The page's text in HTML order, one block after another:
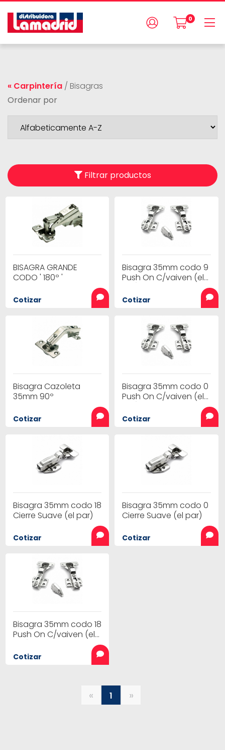
0
« Carpintería / Bisagras
Ordenar por
Filtrar productos
BISAGRA GRANDE
CODO ' 180º '
Cotizar
Bisagra 35mm codo 9
Push On C/vaiven (el
Cotizar
Bisagra Cazoleta
35mm 90º
Cotizar
Bisagra 35mm codo 0
Push On C/vaiven (el
Cotizar
Bisagra 35mm codo 18
Cierre Suave (el par)
Cotizar
Bisagra 35mm codo 0
Cierre Suave (el par)
Cotizar
Bisagra 35mm codo 18
Push On C/vaiven (el
Cotizar
« 1 »